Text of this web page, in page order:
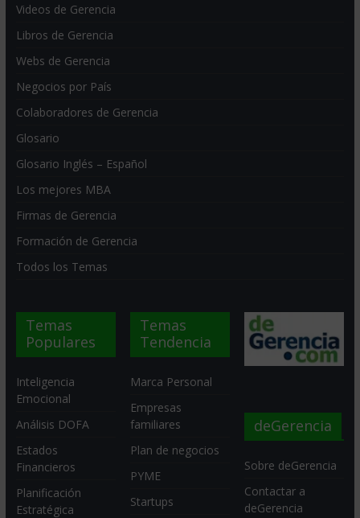
Videos de Gerencia
Libros de Gerencia
Webs de Gerencia
Negocios por País
Colaboradores de Gerencia
Glosario
Glosario Inglés – Español
Los mejores MBA
Firmas de Gerencia
Formación de Gerencia
Todos los Temas
Temas
Populares
Inteligencia
Emocional
Análisis DOFA
Estados
Financieros
Planificación
Estratégica
Temas
Tendencia
Marca Personal
Empresas
familiares
Plan de negocios
PYME
Startups
deGerencia
Sobre deGerencia
Contactar a
deGerencia